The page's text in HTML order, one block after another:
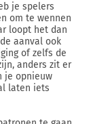
je spelers
om te wennen
loopt het dan
aanval ook
of zelfs de
anders zit er
je opnieuw
laten iets